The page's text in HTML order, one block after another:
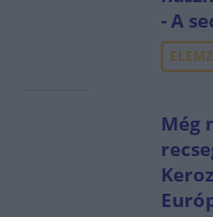
- A
Még